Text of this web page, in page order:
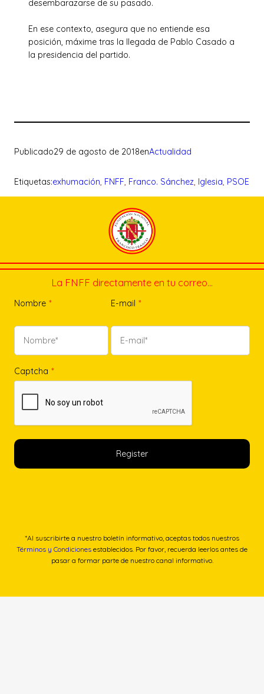
desembarazarse de su pasado.
En ese contexto, asegura que no entiende esa
posición, máxime tras la llegada de Pablo Casado a
la presidencia del partido.
Publicado29 de agosto de 2018enActualidad
Etiquetas:exhumación FNFF Franco. Sánchez Iglesia PSOE
La FNFF directamente en tu correo…
Nombre * E-mail *
Captcha *
*Al suscribirte a nuestro boletín informativo, aceptas todos nuestros
Términos y Condiciones establecidos. Por favor, recuerda leerlos antes de
pasar a formar parte de nuestro canal informativo.